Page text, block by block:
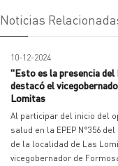
Noticias
10-12-2024
"Esto es la presencia del
destacó el
Lomitas
Al participar del inicio del
salud en la EPEP N°356
de la localidad de Las
vicegobernador de